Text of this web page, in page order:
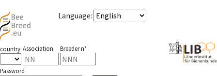
Language:
country Association Breeder n°
Password